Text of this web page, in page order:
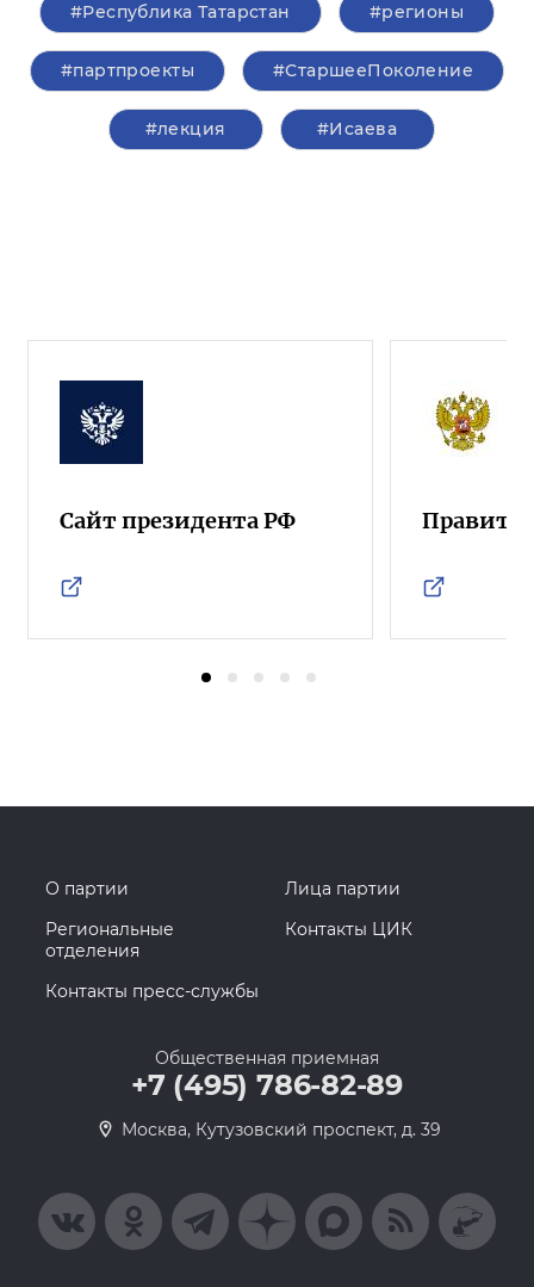
#Республика Татарстан #регионы
#партпроекты #СтаршееПоколение
#лекция #Исаева
Сайт президента РФ
О партии
Лица партии
Региональные
отделения
Контакты ЦИК
Контакты пресс-службы
Общественная приемная
+7 (495) 786-82-89
Москва, Кутузовский проспект, д. 39